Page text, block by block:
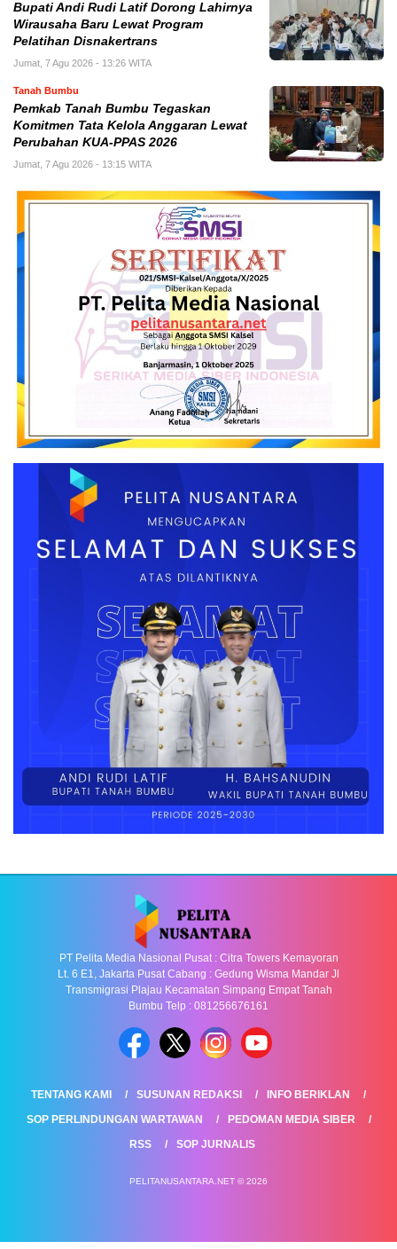
Bupati Andi Rudi Latif Dorong Lahirnya
Wirausaha Baru Lewat Program
Pelatihan Disnakertrans
Jumat, 7 Agu 2026 - 13:26 WITA
Tanah Bumbu
Pemkab Tanah Bumbu Tegaskan
Komitmen Tata Kelola Anggaran Lewat
Perubahan KUA-PPAS 2026
Jumat, 7 Agu 2026 - 13:15 WITA
PT Pelita Media Nasional Pusat : Citra Towers Kemayoran
Lt. 6 E1, Jakarta Pusat Cabang : Gedung Wisma Mandar Jl
Transmigrasi Plajau Kecamatan Simpang Empat Tanah
Bumbu Telp : 081256676161
TENTANG KAMI SUSUNAN REDAKSI
INFO BERIKLAN
SOP PERLINDUNGAN WARTAWAN
PEDOMAN MEDIA SIBER
RSS
SOP JURNALIS
PELITANUSANTARA.NET © 2026